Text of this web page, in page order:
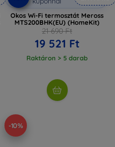
Okos Wi-Fi termosztát Meross
MTS200BHK(EU) (HomeKit)
21 690 Ft
19 521 Ft
Raktáron > 5 darab
-10%